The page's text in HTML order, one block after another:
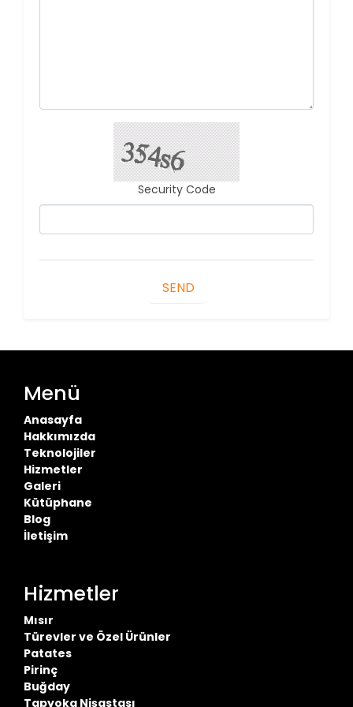
Security Code
SEND
Menü
Anasayfa
Hakkımızda
Teknolojiler
Hizmetler
Galeri
Kütüphane
Blog
İletişim
Hizmetler
Mısır
Türevler ve Özel Ürünler
Patates
Pirinç
Buğday
Tapyoka Nişastası